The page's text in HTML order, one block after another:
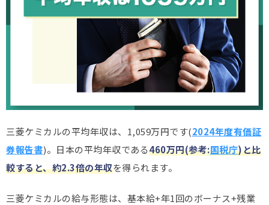
三菱ケミカルの平均年収は、1,059万円です(2024年度有価証
券報告書)。日本の平均年収である460万円(参考:国税庁)と比
較すると、約2.3倍の年収を得られます。
三菱ケミカルの給与形態は、基本給+年1回のボーナス+残業